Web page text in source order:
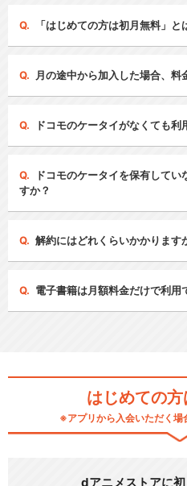
「はじめての方は初月無料」と
月の途中から加入した場合、料
ドコモのケータイがなくても利
ドコモのケータイを保有して
すか？
解約にはどれくらいかかります
電子書籍は月額料金だけで利用
はじめての
※アプリから入会いただく場
dアニメストアに